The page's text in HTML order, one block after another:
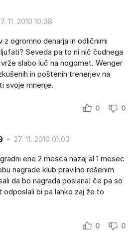
11. 2010 10.38
z ogromno denarja in odličnimi
Seveda pa to ni nič čudnega
slabo luč na nogomet. Wenger
in poštenih trenerjev na
svoje mnenje.
0 0
27. 11. 2010 01.03
ene 2 mesca nazaj al 1 mesec
nagrade klub pravilno rešenim
da bo nagrada poslana! če pa so
bi pa lahko zaj že to
0 0